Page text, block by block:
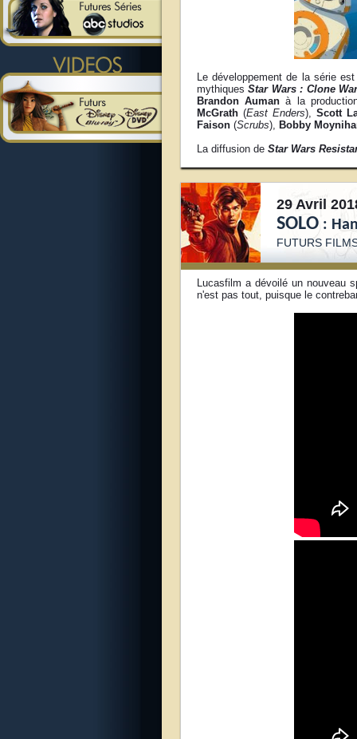
Le développement de la série
mythiquesStar Wars : Clone
Brandon Aumanà la
McGrath(East Enders), Scott
Faison(Scrubs), Bobby
La diffusion de Star Wars
29 Avril
SOLO :
FUTURS
Lucasfilm a dévoilé un nouveau
n'est pas tout, puisque le